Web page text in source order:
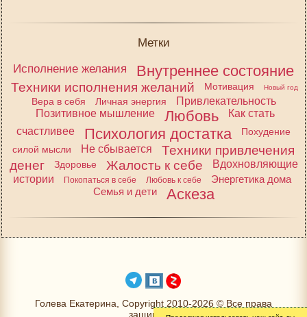
Метки
Исполнение желания
Внутреннее состояние
Техники исполнения желаний Мотивация Новый год
Вера в себя Личная энергия
Привлекательность
Позитивное мышление
Любовь
Как стать
счастливее
Психология достатка
Похудение
силой мысли
Не сбывается
Техники привлечения
денег
Здоровье Жалость к себе
Вдохновляющие
истории
Покопаться в себе Любовь к себе
Энергетика дома
Семья и дети
Аскеза
Голева Екатерина, Copyright 2010-2026 © Все права
защищены